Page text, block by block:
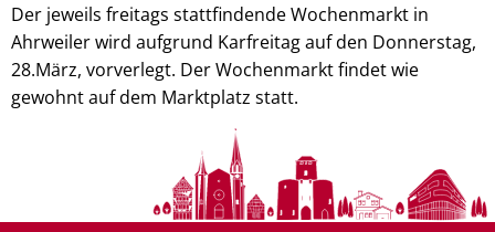
Der jeweils freitags stattfindende Wochenmarkt in
Ahrweiler wird aufgrund Karfreitag auf den Donnerstag,
28.März, vorverlegt. Der Wochenmarkt findet wie
gewohnt auf dem Marktplatz statt.